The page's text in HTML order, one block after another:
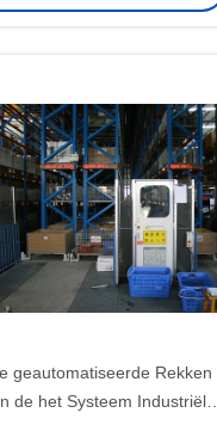
geautomatiseerde Rekken
de het Systeem Industriële